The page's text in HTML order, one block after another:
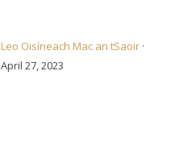
Leo Oisíneach Mac an tSaoir ·
April 27, 2023